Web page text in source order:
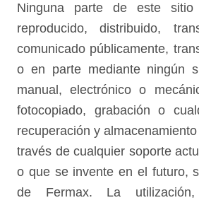
Ninguna parte de este
reproducido, distribuido,
comunicado públicamente,
o en parte mediante ningún
manual, electrónico o
fotocopiado, grabación o
recuperación y
través de cualquier soporte
o que se invente en el futuro,
de Fermax. La